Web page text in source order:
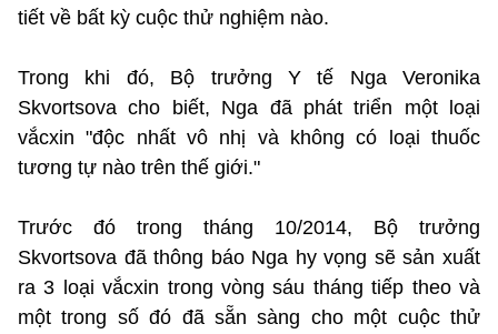
tiết về bất kỳ cuộc thử nghiệm nào.
Trong khi đó, Bộ trưởng Y tế Nga Veronika
Skvortsova cho biết, Nga đã phát triển một loại
vắcxin "độc nhất vô nhị và không có loại thuốc
tương tự nào trên thế giới."
Trước đó trong tháng 10/2014, Bộ trưởng
Skvortsova đã thông báo Nga hy vọng sẽ sản xuất
ra 3 loại vắcxin trong vòng sáu tháng tiếp theo và
một trong số đó đã sẵn sàng cho một cuộc thử